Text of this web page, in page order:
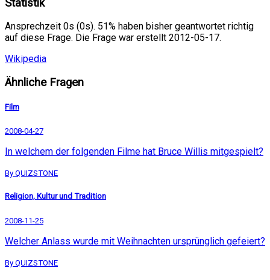
Statistik
Ansprechzeit 0s (0s). 51% haben bisher geantwortet richtig
auf diese Frage. Die Frage war erstellt 2012-05-17.
Wikipedia
Ähnliche Fragen
Film
2008-04-27
In welchem der folgenden Filme hat Bruce Willis mitgespielt?
By QUIZSTONE
Religion, Kultur und Tradition
2008-11-25
Welcher Anlass wurde mit Weihnachten ursprünglich gefeiert?
By QUIZSTONE